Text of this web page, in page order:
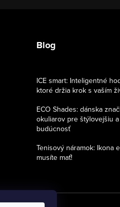
Blog
ICE smart: Inteligentné
ktoré držia krok s vaším
ECO Shades: dánska
okuliarov pre štýlovejšiu
budúcnosť
Tenisový náramok: Ikona
musíte mať!